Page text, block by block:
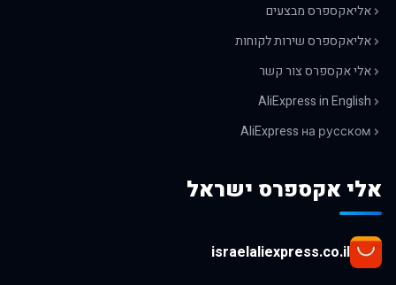
אליאקספרס מבצעים
אליאקספרס שירות לקוחות
אלי אקספרס צור קשר
AliExpress in English
AliExpress на русском
אלי אקספרס ישראל
israelaliexpress.co.il